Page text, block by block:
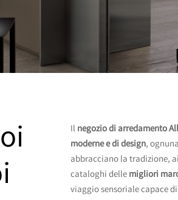
Il negozio di arredamento
moderne e di design,
abbracciano la tradizione,
cataloghi dellemigliori
viaggio sensoriale capace